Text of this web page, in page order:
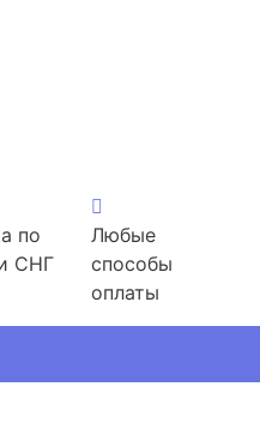
по
СНГ
Любые
способы
оплаты